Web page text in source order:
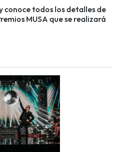
conoce todos los detalles de
MUSA que se realizará